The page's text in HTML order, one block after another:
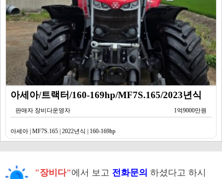
아세아/트랙터/160-169hp/MF7S.165/2023년식
판매자 장비다운영자 1억9000만원
아세아 | MF7S.165 | 2022년식 | 160-169hp
"장비다"에서 보고 전화문의 하셨다고 하시